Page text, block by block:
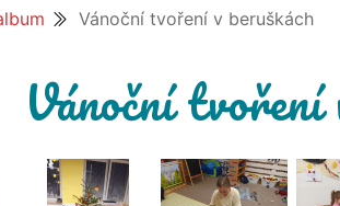
Vánoční tvoření v beruškách
Vánoční tvoření